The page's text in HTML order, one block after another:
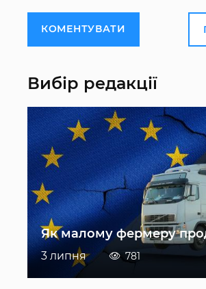
КОМЕНТУВАТИ
Вибір редакції
Як малому фермеру
3 липня 781